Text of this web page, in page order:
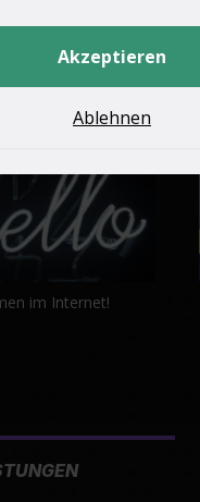
Akzeptieren
Ablehnen
im Internet!